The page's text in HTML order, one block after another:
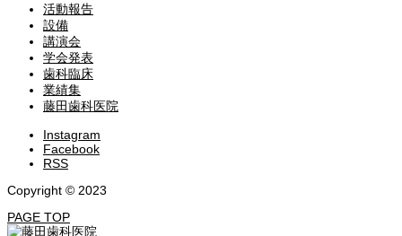
活動報告
設備
講演会
学会発表
歯科臨床
業績集
藤田歯科医院
Instagram
Facebook
RSS
Copyright © 2023
PAGE TOP